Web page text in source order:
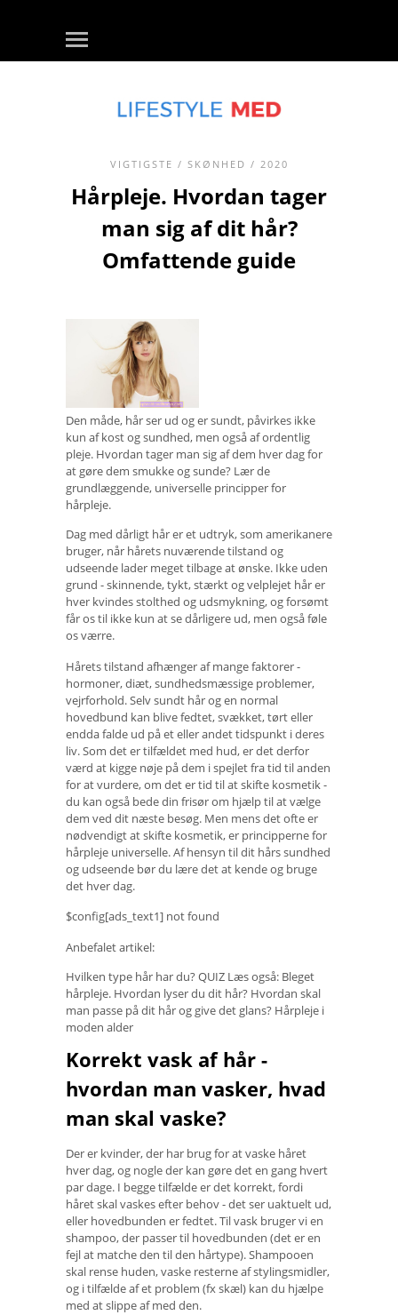
VIGTIGSTE / SKØNHED / 2020
Hårpleje. Hvordan tager
man sig af dit hår?
Omfattende guide
Den måde, hår ser ud og er sundt, påvirkes ikke
kun af kost og sundhed, men også af ordentlig
pleje. Hvordan tager man sig af dem hver dag for
at gøre dem smukke og sunde? Lær de
grundlæggende, universelle principper for
hårpleje.
Dag med dårligt hår er et udtryk, som amerikanere
bruger, når hårets nuværende tilstand og
udseende lader meget tilbage at ønske. Ikke uden
grund - skinnende, tykt, stærkt og velplejet hår er
hver kvindes stolthed og udsmykning, og forsømt
får os til ikke kun at se dårligere ud, men også føle
os værre.
Hårets tilstand afhænger af mange faktorer -
hormoner, diæt, sundhedsmæssige problemer,
vejrforhold. Selv sundt hår og en normal
hovedbund kan blive fedtet, svækket, tørt eller
endda falde ud på et eller andet tidspunkt i deres
liv. Som det er tilfældet med hud, er det derfor
værd at kigge nøje på dem i spejlet fra tid til anden
for at vurdere, om det er tid til at skifte kosmetik -
du kan også bede din frisør om hjælp til at vælge
dem ved dit næste besøg. Men mens det ofte er
nødvendigt at skifte kosmetik, er principperne for
hårpleje universelle. Af hensyn til dit hårs sundhed
og udseende bør du lære det at kende og bruge
det hver dag.
$config[ads_text1] not found
Anbefalet artikel:
Hvilken type hår har du? QUIZ Læs også: Bleget
hårpleje. Hvordan lyser du dit hår? Hvordan skal
man passe på dit hår og give det glans? Hårpleje i
moden alder
Korrekt vask af hår -
hvordan man vasker, hvad
man skal vaske?
Der er kvinder, der har brug for at vaske håret
hver dag, og nogle der kan gøre det en gang hvert
par dage. I begge tilfælde er det korrekt, fordi
håret skal vaskes efter behov - det ser uaktuelt ud,
eller hovedbunden er fedtet. Til vask bruger vi en
shampoo, der passer til hovedbunden (det er en
fejl at matche den til den hårtype). Shampooen
skal rense huden, vaske resterne af stylingsmidler,
og i tilfælde af et problem (fx skæl) kan du hjælpe
med at slippe af med den.